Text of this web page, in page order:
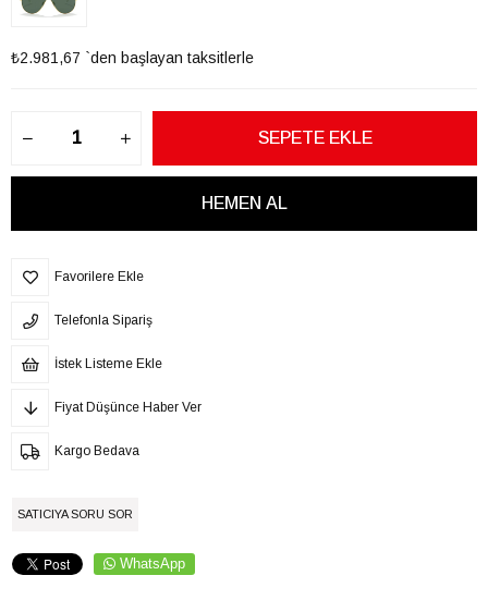
₺2.981,67 `den başlayan taksitlerle
Favorilere Ekle
Telefonla Sipariş
İstek Listeme Ekle
Fiyat Düşünce Haber Ver
Kargo Bedava
SATICIYA SORU SOR
WhatsApp